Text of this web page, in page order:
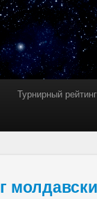
Турнирный рейтинг